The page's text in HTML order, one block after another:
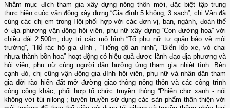
Nhằm mục đích tham gia xây dựng nông thôn mới, đặc biệt tập trung
thực hiện cuộc vận động xây dựng “Gia đình 5 không, 3 sạch”, chị Vân đã
cùng các chị em trong Hội phối hợp với các đơn vị, ban, ngành, đoàn thể
ở địa phương vận động hội viên, phụ nữ xây dựng “Con đường hoa” với
chiều dài 2.500m; duy trì các mô hình “Tổ phụ nữ tự quản bảo vệ môi
trường”, “Hố rác hộ gia đình”, “Tiếng gõ an ninh”, “Biến lốp xe, vỏ chai
nhựa thành bồn hoa” hoạt động có hiệu quả được lãnh đạo địa phương và
hội viên, phụ nữ cùng người dân hưởng ứng tham gia nhiệt tình. Bên
cạnh đó, chị cũng vận động gia đình hội viên, phụ nữ và nhân dân tham
gia dời rào hiến đất mở đường giao thông nông thôn và các công trình
công cộng khác; phối hợp tổ chức truyền thông “Phiên chợ xanh - nói
không với túi nilong”; tuyên truyền sử dụng các sản phẩm thân thiện với